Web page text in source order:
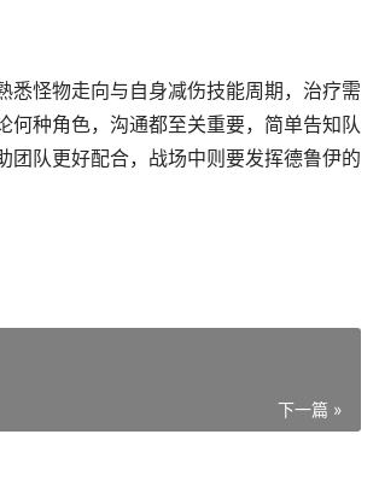
悉怪物走向与自身减伤技能周期，治疗需
何种角色，沟通都至关重要，简单告知队
团队更好配合，战场中则要发挥德鲁伊的
下一篇 »